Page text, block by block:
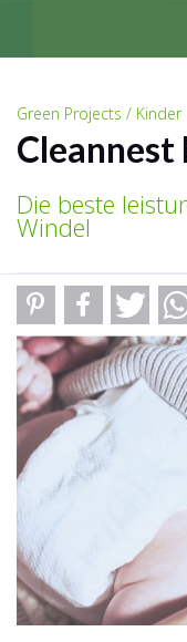
Green Projects / Kinder
Cleannest
Die beste
Windel